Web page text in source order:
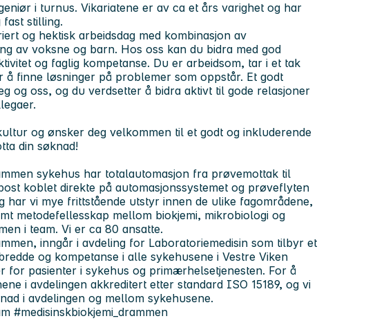
i turnus. Vikariatene er av ca et års varighet og har
stilling.
og hektisk arbeidsdag med kombinasjon av
av voksne og barn. Hos oss kan du bidra med god
og faglig kompetanse. Du er arbeidsom, tar i et tak
finne løsninger på problemer som oppstår. Et godt
og oss, og du verdsetter å bidra aktivt til gode relasjoner
og ønsker deg velkommen til et godt og inkluderende
din søknad!
sykehus har totalautomasjon fra prøvemottak til
koblet direkte på automasjonssystemet og prøveflyten
har vi mye frittstående utstyr innen de ulike fagområdene,
metodefellesskap mellom biokjemi, mikrobiologi og
i team. Vi er ca 80 ansatte.
inngår i avdeling for Laboratoriemedisin som tilbyr et
og kompetanse i alle sykehusene i Vestre Viken
for pasienter i sykehus og primærhelsetjenesten. For å
i avdelingen akkreditert etter standard ISO 15189, og vi
i avdelingen og mellom sykehusene.
#medisinskbiokjemi_drammen